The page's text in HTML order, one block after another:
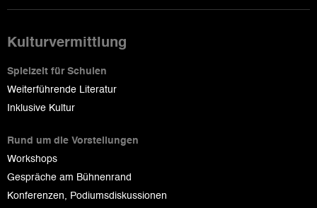
Kulturvermittlung
Spielzeit für Schulen
Weiterführende Literatur
Inklusive Kultur
Rund um die Vorstellungen
Workshops
Gespräche am Bühnenrand
Konferenzen, Podiumsdiskussionen